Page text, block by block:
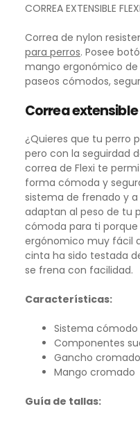
CORREA EXTENSIBLE
Correa de nylon
para perros. Posee
mango ergonómico
paseos cómodos,
Correa
¿Quieres que tu perro
pero con la seguirdad
correa de Flexi te
forma cómoda y
sistema de frenado y
adaptan al peso de tu
cómoda para ti
ergónomico muy fácil
cinta ha sido testada
se frena con facilidad.
Características:
Sistema
Componentes
Gancho
Mango cromado
Guía de tallas: